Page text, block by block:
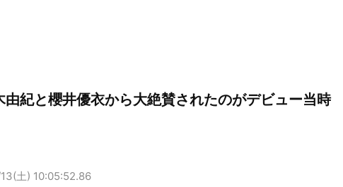
由紀と櫻井優衣から大絶賛されたのがデビュー当時
土) 10:05:52.86